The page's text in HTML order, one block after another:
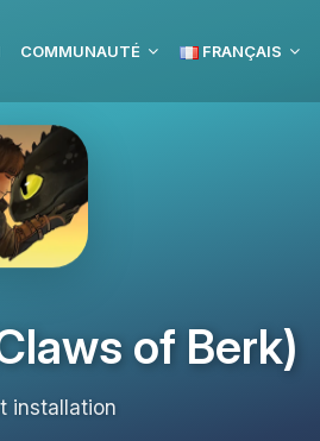
COMMUNAUTÉ FRANÇAIS
of Berk)
installation